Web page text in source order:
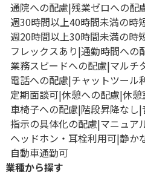
通院への配慮 残業ゼロへの配
週30時間以上40時間未満の時
週20時間以上30時間未満の時
フレックスあり 通勤時間への
業務スピードへの配慮 マルチ
電話への配慮 チャットツール
定期面談可 休憩への配慮 休憩
車椅子への配慮 階段昇降なし
指示の具体化の配慮 マニュア
ヘッドホン・耳栓利用可 静か
自動車通勤可
業種から探す